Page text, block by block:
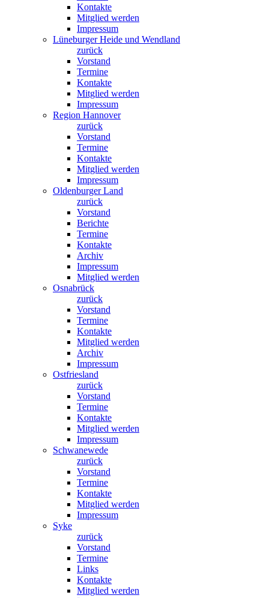
Kontakte
Mitglied werden
Impressum
Lüneburger Heide und Wendland
zurück
Vorstand
Termine
Kontakte
Mitglied werden
Impressum
Region Hannover
zurück
Vorstand
Termine
Kontakte
Mitglied werden
Impressum
Oldenburger Land
zurück
Vorstand
Berichte
Termine
Kontakte
Archiv
Impressum
Mitglied werden
Osnabrück
zurück
Vorstand
Termine
Kontakte
Mitglied werden
Archiv
Impressum
Ostfriesland
zurück
Vorstand
Termine
Kontakte
Mitglied werden
Impressum
Schwanewede
zurück
Vorstand
Termine
Kontakte
Mitglied werden
Impressum
Syke
zurück
Vorstand
Termine
Links
Kontakte
Mitglied werden